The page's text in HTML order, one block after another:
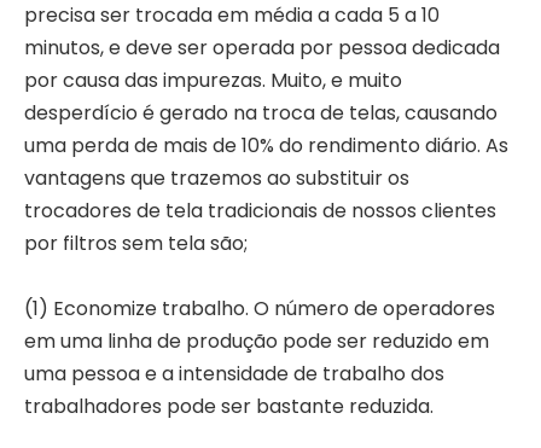
precisa ser trocada em média a cada 5 a 10
minutos, e deve ser operada por pessoa dedicada
por causa das impurezas. Muito, e muito
desperdício é gerado na troca de telas, causando
uma perda de mais de 10% do rendimento diário. As
vantagens que trazemos ao substituir os
trocadores de tela tradicionais de nossos clientes
por filtros sem tela são;
(1) Economize trabalho. O número de operadores
em uma linha de produção pode ser reduzido em
uma pessoa e a intensidade de trabalho dos
trabalhadores pode ser bastante reduzida.